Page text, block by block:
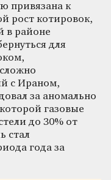
привязана к
рост котировок,
в районе
для
с Ираном,
за аномально
газовые
до 30% от
стал
года за